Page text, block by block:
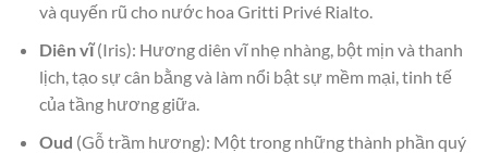
và quyến rũ cho nước hoa Gritti Privé Rialto.
Diên vĩ(Iris): Hương diên vĩ nhẹ nhàng, bột mịn và thanh
lịch, tạo sự cân bằng và làm nổi bật sự mềm mại, tinh tế
của tầng hương giữa.
Oud (Gỗ trầm hương): Một trong những thành phần quý